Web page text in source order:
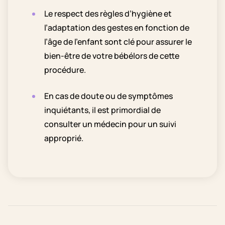
Le respect des règles d’hygiène et
l’adaptation des gestes en fonction de
l’âge de l’enfant sont clé pour assurer le
bien-être de votre bébélors de cette
procédure.
En cas de doute ou de symptômes
inquiétants, il est primordial de
consulter un médecin pour un suivi
approprié.